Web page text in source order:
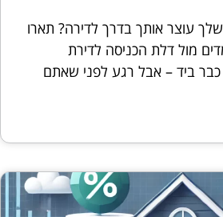
עוצר אותך בדרך לדירה? תארו
מול דלת הכניסה לדירת
ביד – אבל רגע לפני שאתם